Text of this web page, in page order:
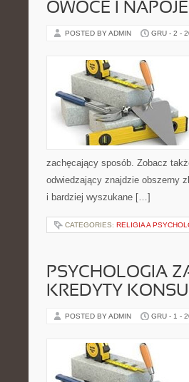
OWOCE I NAPOJE
POSTED BY ADMIN GRU - 2 -
zachęcający sposób. Zobacz
odwiedzający znajdzie obszerny
i bardziej wyszukane […]
CATEGORIES: RELIGIA A
PSYCHOLOGIA
KREDYTY
POSTED BY ADMIN GRU - 1 -